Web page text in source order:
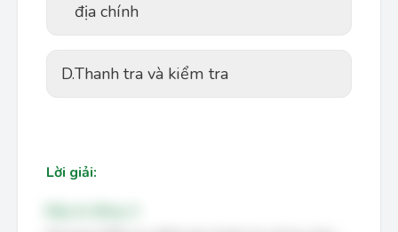
địa chính
D.Thanh tra và kiểm tra
Lời giải: